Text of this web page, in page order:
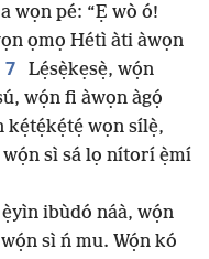
wọn pé: “Ẹ wò ó!
ọmọ Hétì àti àwọn
7
Lẹ́sẹ̀kẹsẹ̀, wọ́n
wọ́n fi àwọn àgọ́
kẹ́tẹ́kẹ́tẹ́ wọn sílẹ̀,
wọ́n sì sá lọ nítorí ẹ̀mí
ibùdó náà, wọ́n
sì ń mu. Wọ́n kó